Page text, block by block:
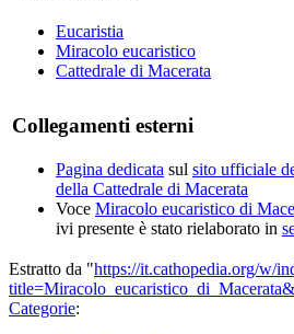
Eucaristia
Miracolo eucaristico
Cattedrale di Macerata
Collegamenti esterni
Pagina dedicata sul sito ufficiale
della Cattedrale di Macerata
Voce Miracolo eucaristico di
ivi presente è stato rielaborato in
Estratto da "https://it.cathopedia.org/w/
Categorie: